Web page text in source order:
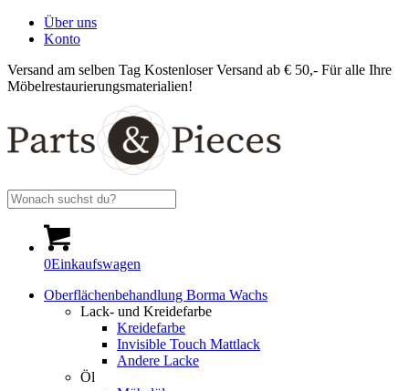
Über uns
Konto
Versand am selben Tag Kostenloser Versand ab € 50,- Für alle Ihre
Möbelrestaurierungsmaterialien!
0Einkaufswagen
Oberflächenbehandlung Borma Wachs
Lack- und Kreidefarbe
Kreidefarbe
Invisible Touch Mattlack
Andere Lacke
Öl